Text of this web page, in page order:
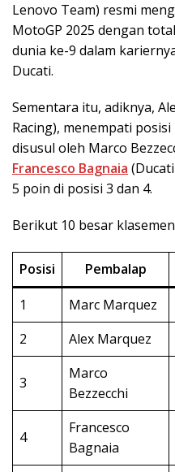
Lenovo Team) resmi
MotoGP 2025 dengan
dunia ke-9 dalam
Ducati.
Sementara itu, adiknya,
Racing), menempati
disusul oleh Marco
Francesco Bagnaia
5 poin di posisi 3 dan 4.
Berikut 10 besar
Posisi Pembalap
1
Marc Marquez
2
Alex Marquez
3
Marco
Bezzecchi
4
Francesco
Bagnaia